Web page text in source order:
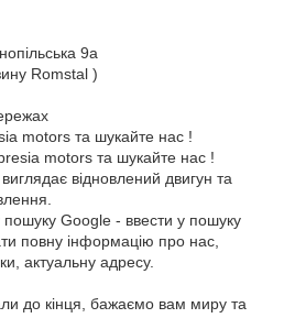
9а
Romstal )
motors та шукайте нас !
motors та шукайте нас !
відновлений двигун та
Google - ввести у пошуку
повну інформацію про нас,
актуальну адресу.
до кінця, бажаємо вам миру та